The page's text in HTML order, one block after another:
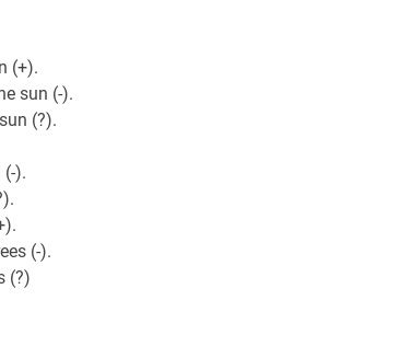
(+).
sun (-).
(?).
).
(-).
(?)